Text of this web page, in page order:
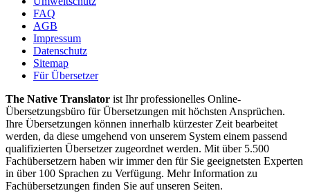
FAQ
AGB
Impressum
Datenschutz
Sitemap
Für Übersetzer
The Native Translator ist Ihr professionelles Online-
Übersetzungsbüro für Übersetzungen mit höchsten Ansprüchen.
Ihre Übersetzungen können innerhalb kürzester Zeit bearbeitet
werden, da diese umgehend von unserem System einem passend
qualifizierten Übersetzer zugeordnet werden. Mit über 5.500
Fachübersetzern haben wir immer den für Sie geeignetsten Experten
in über 100 Sprachen zu Verfügung. Mehr Information zu
Fachübersetzungen finden Sie auf unseren Seiten.